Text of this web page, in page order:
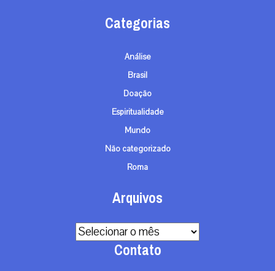
Arquivos
Contato
info@gaudiumpress.org
São Paulo, Brasil
© TODOS OS DIREITOS RESERVADOS - 2026
TERMOS E CONDIÇÕES